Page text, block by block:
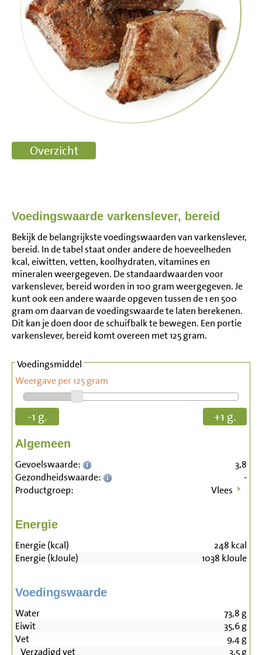
Voedingswaarde varkenslever, bereid
Bekijk de belangrijkste voedingswaarden van varkenslever,
bereid. In de tabel staat onder andere de hoeveelheden
kcal, eiwitten, vetten, koolhydraten, vitamines en
mineralen weergegeven. De standaardwaarden voor
varkenslever, bereid worden in 100 gram weergegeven. Je
kunt ook een andere waarde opgeven tussen de 1 en 500
gram om daarvan de voedingswaarde te laten berekenen.
Dit kan je doen door de schuifbalk te bewegen. Een portie
varkenslever, bereid komt overeen met 125 gram.
Voedingsmiddel
Weergave per 125 gram
-1 g. +1 g.
Algemeen
Gevoelswaarde:
3,8
Gezondheidswaarde:
-
Productgroep:
Vlees
Energie
Energie (kcal) 248 kcal
Energie (kJoule)
1038 kJoule
Voedingswaarde
Water 73,8 g
Eiwit
35,6g
Vet
9,4g
Verzadigd vet
3,5g